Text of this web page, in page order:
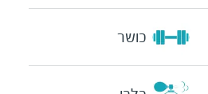
כושר